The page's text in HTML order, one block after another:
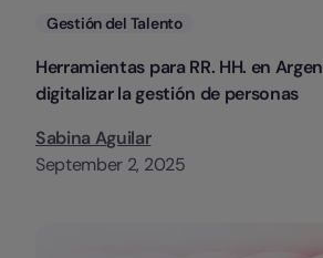
Categorias
Gestión del Talento
Herramientas para RR. HH. en
digitalizar la gestión de personas
Sabina Aguilar
September 2, 2025